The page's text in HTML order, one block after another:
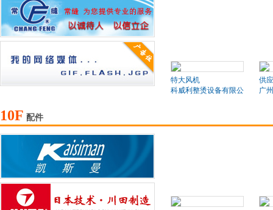
特大风机
科威利整烫设备有限公司
供
广
10F 配件